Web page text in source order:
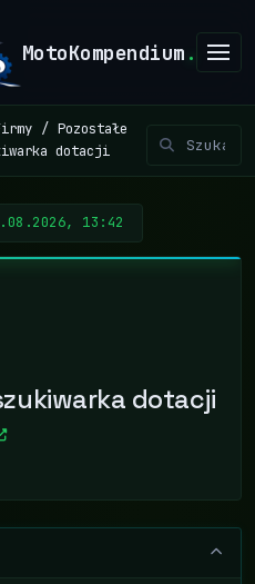
MotoKompendium .
Pozostałe
dotacji
13:42
dotacji